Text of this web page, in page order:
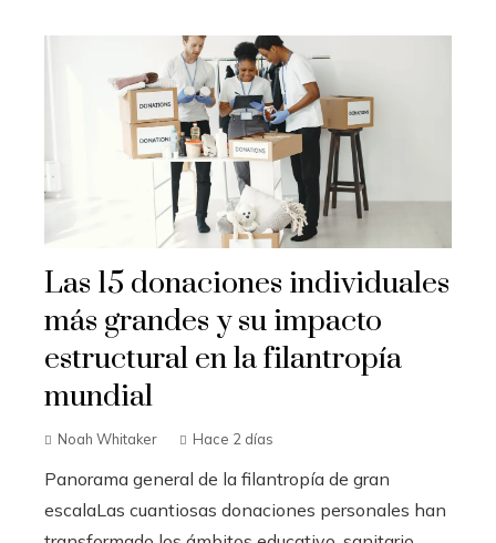
Las 15 donaciones individuales
más grandes y su impacto
estructural en la filantropía
mundial
Noah Whitaker Hace 2 días
Panorama general de la filantropía de gran
escalaLas cuantiosas donaciones personales han